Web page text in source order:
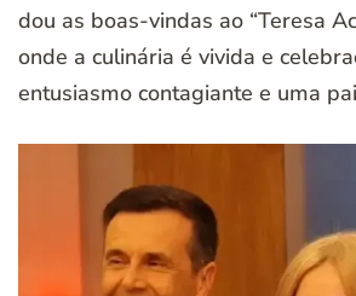
dou as boas-vindas ao “Teresa
onde a culinária é vivida e
entusiasmo contagiante e uma